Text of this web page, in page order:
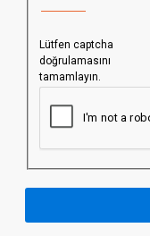
Lütfen captcha
doğrulamasını
tamamlayın.